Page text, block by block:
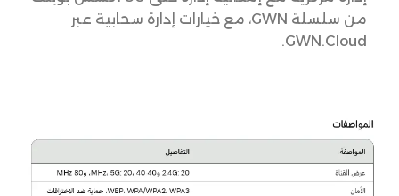
من سلسلة GWN، مع خيارات إدارة سحابية عبر
GWN.Cloud.